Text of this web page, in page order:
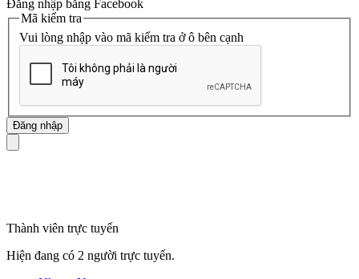
Đăng nhập bằng Facebook
Mã kiểm tra
Vui lòng nhập vào mã kiểm tra ở ô bên cạnh
Thành viên trực tuyến
Hiện đang có 2 người trực tuyến.